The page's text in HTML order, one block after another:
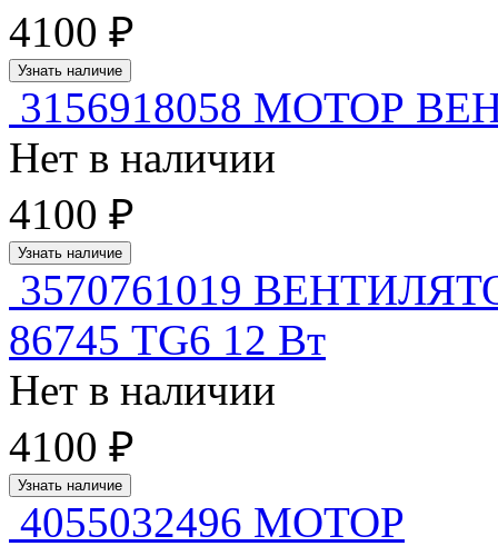
4100 ₽
Узнать наличие
3156918058 МОТОР
Нет в наличии
4100 ₽
Узнать наличие
3570761019
86745 TG6 12 Вт
Нет в наличии
4100 ₽
Узнать наличие
4055032496 МОТОР